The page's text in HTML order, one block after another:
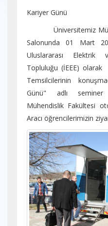
Kariyer Günü
Üniversitemiz
Salonunda 01 Mart
Uluslararası Elektrik
Topluluğu (İEEE)
Temsilcilerinin
Günü" adlı seminer
Mühendislik Fakültesi
Aracı öğrencilerimizin